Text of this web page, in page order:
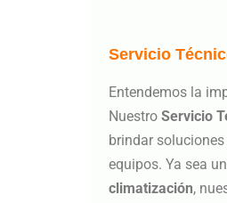
Servicio
Entendemos la
Nuestro Servicio
brindar
equipos. Ya sea
climatización,